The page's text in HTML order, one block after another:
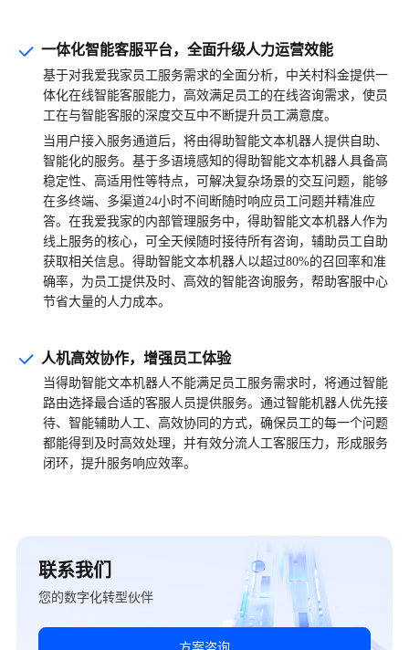
一体化智能客服平台，全面升级人力运营效能
基于对我爱我家员工服务需求的全面分析，中关村科金提供一
体化在线智能客服能力，高效满足员工的在线咨询需求，使员
工在与智能客服的深度交互中不断提升员工满意度。
当用户接入服务通道后，将由得助智能文本机器人提供自助、
智能化的服务。基于多语境感知的得助智能文本机器人具备高
稳定性、高适用性等特点，可解决复杂场景的交互问题，能够
在多终端、多渠道24小时不间断随时响应员工问题并精准应
答。在我爱我家的内部管理服务中，得助智能文本机器人作为
线上服务的核心，可全天候随时接待所有咨询，辅助员工自助
获取相关信息。得助智能文本机器人以超过80%的召回率和准
确率，为员工提供及时、高效的智能咨询服务，帮助客服中心
节省大量的人力成本。
人机高效协作，增强员工体验
当得助智能文本机器人不能满足员工服务需求时，将通过智能
路由选择最合适的客服人员提供服务。通过智能机器人优先接
待、智能辅助人工、高效协同的方式，确保员工的每一个问题
都能得到及时高效处理，并有效分流人工客服压力，形成服务
闭环，提升服务响应效率。
联系我们
您的数字化转型伙伴